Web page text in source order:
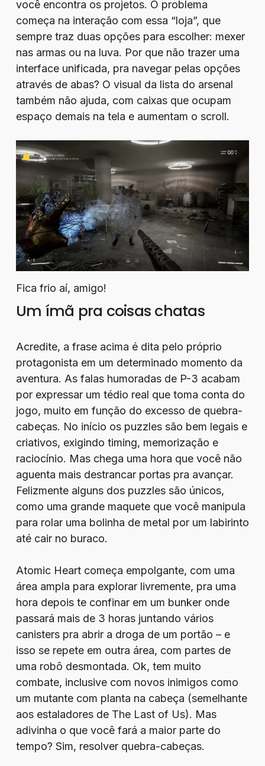
você encontra os projetos. O problema
começa na interação com essa “loja”, que
sempre traz duas opções para escolher: mexer
nas armas ou na luva. Por que não trazer uma
interface unificada, pra navegar pelas opções
através de abas? O visual da lista do arsenal
também não ajuda, com caixas que ocupam
espaço demais na tela e aumentam o scroll.
Fica frio aí, amigo!
Um ímã pra coisas chatas
Acredite, a frase acima é dita pelo próprio
protagonista em um determinado momento da
aventura. As falas humoradas de P-3 acabam
por expressar um tédio real que toma conta do
jogo, muito em função do excesso de quebra-
cabeças. No início os puzzles são bem legais e
criativos, exigindo timing, memorização e
raciocínio. Mas chega uma hora que você não
aguenta mais destrancar portas pra avançar.
Felizmente alguns dos puzzles são únicos,
como uma grande maquete que você manipula
para rolar uma bolinha de metal por um labirinto
até cair no buraco.
Atomic Heart começa empolgante, com uma
área ampla para explorar livremente, pra uma
hora depois te confinar em um bunker onde
passará mais de 3 horas juntando vários
canisters pra abrir a droga de um portão – e
isso se repete em outra área, com partes de
uma robô desmontada. Ok, tem muito
combate, inclusive com novos inimigos como
um mutante com planta na cabeça (semelhante
aos estaladores de The Last of Us). Mas
adivinha o que você fará a maior parte do
tempo? Sim, resolver quebra-cabeças.